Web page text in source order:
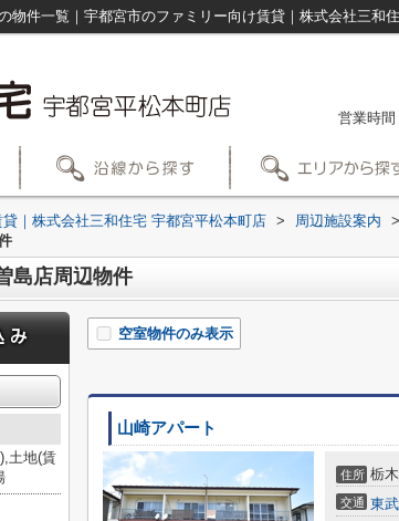
営業時
｜株式会社三和住宅 宇都宮平松本町店 > 周辺施設案内 >
島店周辺物件
空室物件のみ表示
山崎アパート
住所 栃
交通 東
土地(賃